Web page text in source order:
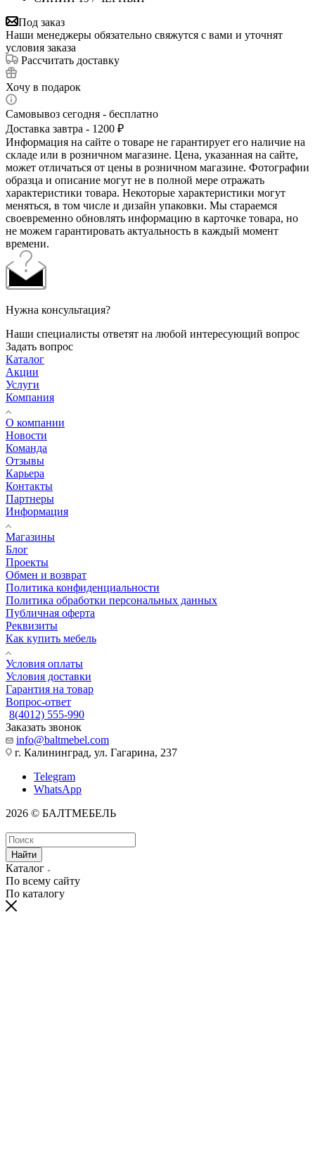
Под заказ
Наши менеджеры обязательно свяжутся с вами и уточнят
условия заказа
Рассчитать доставку
Хочу в подарок
Самовывоз сегодня - бесплатно
Доставка завтра - 1200 ₽
Информация на сайте о товаре не гарантирует его наличие на
складе или в розничном магазине. Цена, указанная на сайте,
может отличаться от цены в розничном магазине. Фотографии
образца и описание могут не в полной мере отражать
характеристики товара. Некоторые характеристики могут
меняться, в том числе и дизайн упаковки. Мы стараемся
своевременно обновлять информацию в карточке товара, но
не можем гарантировать актуальность в каждый момент
времени.
Нужна консультация?
Наши специалисты ответят на любой интересующий вопрос
Задать вопрос
Каталог
Акции
Услуги
Компания
О компании
Новости
Команда
Отзывы
Карьера
Контакты
Партнеры
Информация
Магазины
Блог
Проекты
Обмен и возврат
Политика конфиденциальности
Политика обработки персональных данных
Публичная оферта
Реквизиты
Как купить мебель
Условия оплаты
Условия доставки
Гарантия на товар
Вопрос-ответ
8(4012) 555-990
Заказать звонок
info@baltmebel.com
г. Калининград, ул. Гагарина, 237
Telegram
WhatsApp
2026 © БАЛТМЕБЕЛЬ
Найти
Каталог
По всему сайту
По каталогу